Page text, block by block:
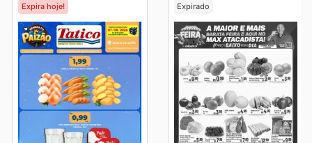
Expira hoje! Expirado